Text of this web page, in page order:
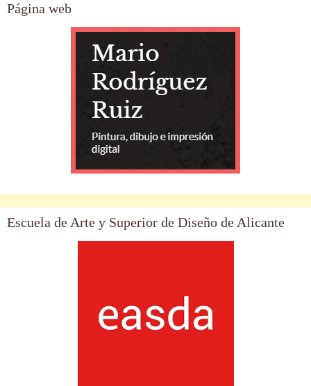
Página web
Escuela de Arte y Superior de Diseño de Alicante